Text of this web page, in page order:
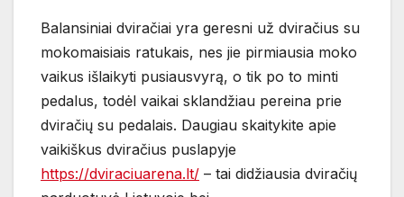
Balansiniai dviračiai yra geresni už dviračius su
mokomaisiais ratukais, nes jie pirmiausia moko
vaikus išlaikyti pusiausvyrą, o tik po to minti
pedalus, todėl vaikai sklandžiau pereina prie
dviračių su pedalais. Daugiau skaitykite apie
vaikiškus dviračius puslapyje
https://dviraciuarena.lt/ – tai didžiausia dviračių